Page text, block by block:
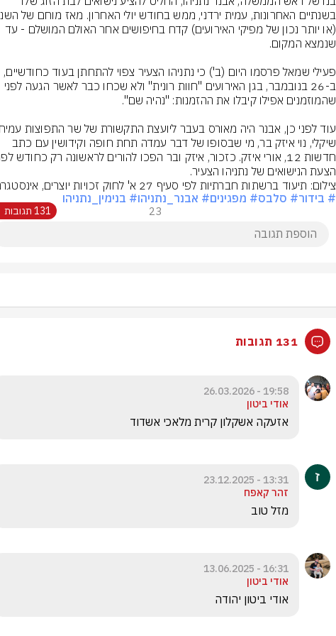
הצעת הנישואים של נתניהו הצעיר.
צילום: תיעוד ברשתות חברתיות לפי סעיף 27 א' לחוק זכויות יוצרים, אינסטגרם
# בידור# סלבס# מפגינים# אבנר_נתניהו# בנימין_נתניהו
23 131 תגובות
131 תגובות
19:58 - 26.03.2026
אודי ביטון
אזעקה אשקלון קרית מלאכי אשדוד
13:31 - 23.12.2025
זהר קאפח
מזל טוב
16:31 - 13.06.2025
אודי ביטון
אודי ביטון יהודה